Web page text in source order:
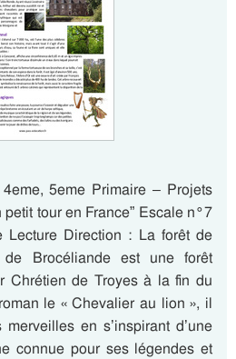
5eme Primaire – Projets
tour en France” Escale n°7
Direction : La forêt de
Brocéliande est une forêt
Chrétien de Troyes à la fin du
le « Chevalier au lion », il
en s’inspirant d’une
connue pour ses légendes et